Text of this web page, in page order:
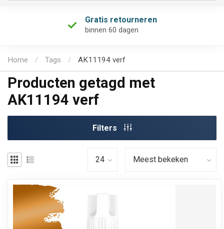
Gratis retourneren
binnen 60 dagen
Home / Tags / AK11194 verf
Producten getagd met
AK11194 verf
Filters